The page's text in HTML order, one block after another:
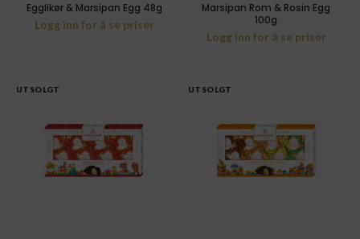
Egglikør & Marsipan Egg 48g
Logg inn for å se priser
Marsipan Rom & Rosin Egg
100g
Logg inn for å se priser
UTSOLGT UTSOLGT